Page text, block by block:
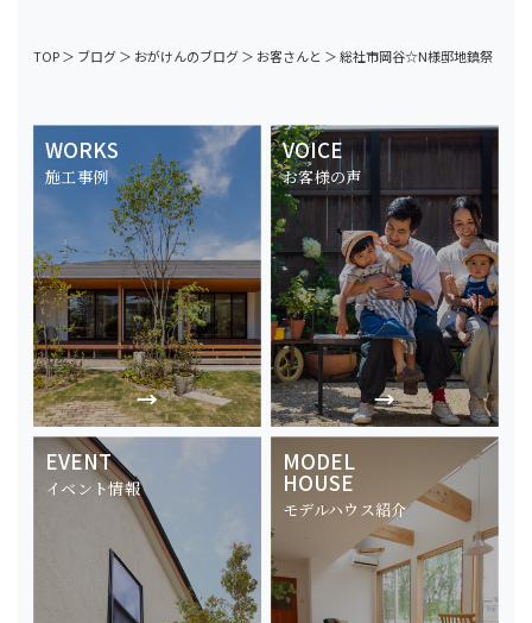
TOP＞ ブログ＞ おがけんのブログ＞ お客さんと ＞総社市岡谷☆N様邸地鎮祭
WORKS
施工事例
VOICE
お客様の声
EVENT
イベント情報
MODEL
HOUSE
モデルハウス紹介